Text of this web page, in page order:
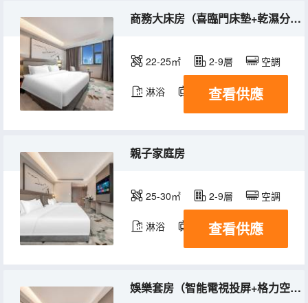
商務大床房（喜臨門床墊+乾濕分區+智能電視投屏）
22-25㎡ 2-9層 空調
淋浴 電視機
查看供應
親子家庭房
25-30㎡ 2-9層 空調
淋浴 電視機
查看供應
娛樂套房（智能電視投屏+格力空調+喜臨門床墊）